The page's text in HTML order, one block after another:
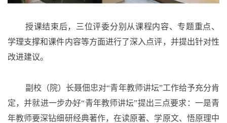
授课结束后，三位评委分别从课程内容、 专题重点、
学理支撑和课件内容等方面进行了深入点评，并提出针对性
改进建议。
副校（院）长聂佃忠对“青年教师讲坛”工作给予充分肯
定，并就进一步办好“青年教师讲坛”提出三点要求：一是青
年教师要深钻细研经典著作，在读原著、学原文、悟原理中